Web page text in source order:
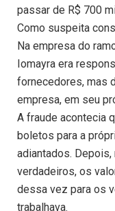
passar de R$ 700
Como suspeita
Na empresa do
Iomayra era
fornecedores, mas
empresa, em seu
A fraude acontecia
boletos para a
adiantados.
verdadeiros, os
dessa vez para os
trabalhava.